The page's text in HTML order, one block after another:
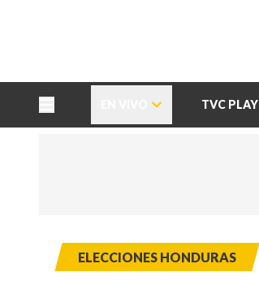
TVC PLAY
ELECCIONES HONDURAS